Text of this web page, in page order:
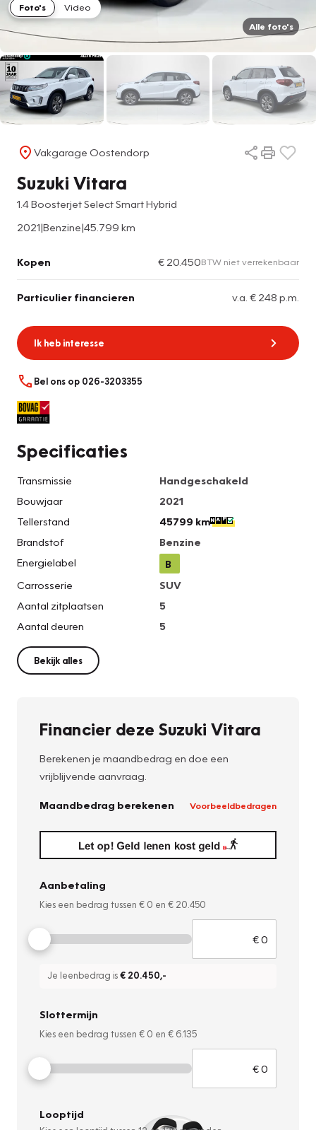
Foto's
Video
Alle foto's
Vakgarage Oostendorp
Suzuki Vitara
1.4 Boosterjet Select Smart Hybrid
2021|Benzine|45.799 km
Kopen € 20.450BTW niet verrekenbaar
Particulier financieren v.a. € 248 p.m.
Ik heb interesse
Bel ons op 026-3203355
Specificaties
Transmissie
Handgeschakeld
Bouwjaar
2021
Tellerstand
45799 km
Brandstof
Benzine
Energielabel
B
Carrosserie
SUV
Aantal zitplaatsen
5
Aantal deuren
5
Bekijk alles
Financier deze Suzuki Vitara
Berekenen je maandbedrag en doe een
vrijblijvende aanvraag.
Maandbedrag berekenen Voorbeeldbedragen
Aanbetaling
Kies een bedrag tussen € 0 en € 20.450
Je leenbedrag is€ 20.450,-
Slottermijn
Kies een bedrag tussen € 0 en € 6.135
Looptijd